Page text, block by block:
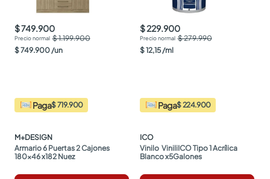
$ 749.900
$ 1.199.900
$749.900/un
Paga$ 719.900
M+DESIGN
Armario 6 Puertas 2 Cajones
180x46 x182 Nuez
$ 229.900
$ 279.990
$12,15/ml
Paga$ 224.900
ICO
Vinilo  ViniliICO Tipo 1 Acrílica
Blanco x5Galones